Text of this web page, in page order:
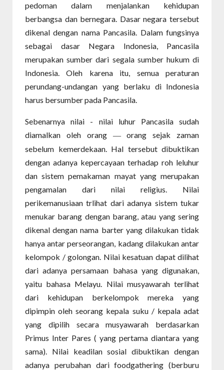
pedoman dalam menjalankan kehidupan
berbangsa dan bernegara. Dasar negara tersebut
dikenal dengan nama Pancasila. Dalam fungsinya
sebagai dasar Negara Indonesia, Pancasila
merupakan sumber dari segala sumber hukum di
Indonesia. Oleh karena itu, semua peraturan
perundang-undangan yang berlaku di Indonesia
harus bersumber pada Pancasila.
Sebenarnya nilai - nilai luhur Pancasila sudah
diamalkan oleh orang —orang sejak zaman
sebelum kemerdekaan. Hal tersebut dibuktikan
dengan adanya kepercayaan terhadap roh leluhur
dan sistem pemakaman mayat yang merupakan
pengamalan dari nilai religius. Nilai
perikemanusiaan trlihat dari adanya sistem tukar
menukar barang dengan barang, atau yang sering
dikenal dengan nama barter yang dilakukan tidak
hanya antar perseorangan, kadang dilakukan antar
kelompok / golongan. Nilai kesatuan dapat dilihat
dari adanya persamaan bahasa yang digunakan,
yaitu bahasa Melayu. Nilai musyawarah terlihat
dari kehidupan berkelompok mereka yang
dipimpin oleh seorang kepala suku / kepala adat
yang dipilih secara musyawarah berdasarkan
Primus Inter Pares ( yang pertama diantara yang
sama). Nilai keadilan sosial dibuktikan dengan
adanya perubahan dari foodgathering (berburu